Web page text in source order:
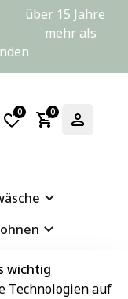
über 15 Jahre
mehr als
0 0
wichtig
Technologien auf